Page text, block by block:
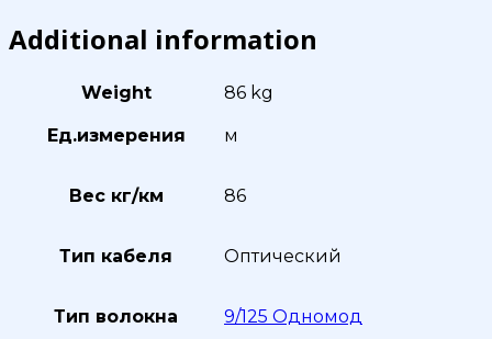
Additional information
Weight 86 kg
Ед.измерения м
Вес кг/км 86
Тип кабеля Оптический
Тип волокна 9/125 Одномод